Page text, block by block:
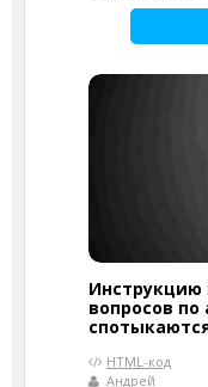
Инструкцию
вопросов
HTML-код
Андрей